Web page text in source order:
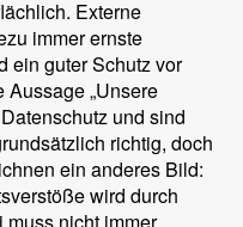
Externe
immer ernste
ein guter Schutz vor
Aussage „Unsere
und sind
richtig, doch
ein anderes Bild:
wird durch
muss nicht immer